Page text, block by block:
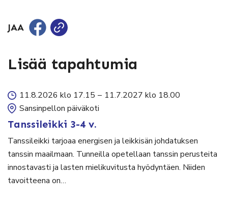
JAA
Lisää tapahtumia
11.8.2026 klo 17.15 – 11.7.2027 klo 18.00
Sansinpellon päiväkoti
Tanssileikki 3-4 v.
Tanssileikki tarjoaa energisen ja leikkisän johdatuksen
tanssin maailmaan. Tunneilla opetellaan tanssin perusteita
innostavasti ja lasten mielikuvitusta hyödyntäen. Niiden
tavoitteena on…